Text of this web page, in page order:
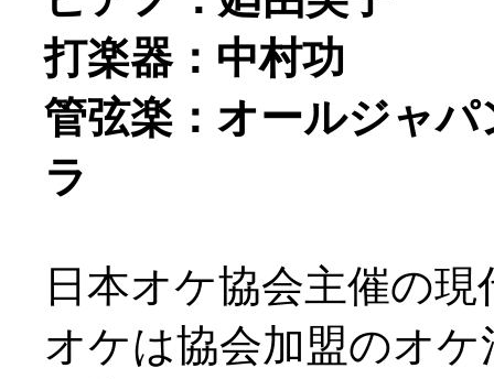
打楽器：中村功
管弦楽：オールジャ
ラ
日本オケ協会主催の
オケは協会加盟のオ